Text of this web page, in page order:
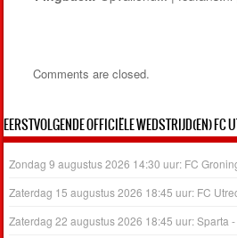
Comments are closed.
EERSTVOLGENDE OFFICIËLE WEDSTRIJD(EN) FC
Zondag 9 augustus 2026 14:30 uur: FC
Zaterdag 15 augustus 2026 18:45 uur: FC
Zaterdag 22 augustus 2026 18:45 uur: Sparta